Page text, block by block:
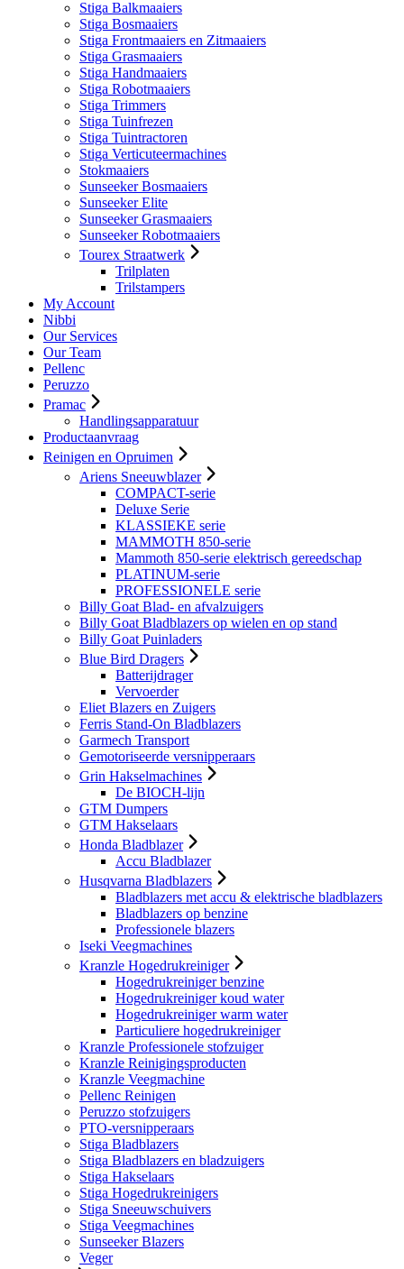
Stiga Balkmaaiers
Stiga Bosmaaiers
Stiga Frontmaaiers en Zitmaaiers
Stiga Grasmaaiers
Stiga Handmaaiers
Stiga Robotmaaiers
Stiga Trimmers
Stiga Tuinfrezen
Stiga Tuintractoren
Stiga Verticuteermachines
Stokmaaiers
Sunseeker Bosmaaiers
Sunseeker Elite
Sunseeker Grasmaaiers
Sunseeker Robotmaaiers
Tourex Straatwerk
Trilplaten
Trilstampers
My Account
Nibbi
Our Services
Our Team
Pellenc
Peruzzo
Pramac
Handlingsapparatuur
Productaanvraag
Reinigen en Opruimen
Ariens Sneeuwblazer
COMPACT-serie
Deluxe Serie
KLASSIEKE serie
MAMMOTH 850-serie
Mammoth 850-serie elektrisch gereedschap
PLATINUM-serie
PROFESSIONELE serie
Billy Goat Blad- en afvalzuigers
Billy Goat Bladblazers op wielen en op stand
Billy Goat Puinladers
Blue Bird Dragers
Batterijdrager
Vervoerder
Eliet Blazers en Zuigers
Ferris Stand-On Bladblazers
Garmech Transport
Gemotoriseerde versnipperaars
Grin Hakselmachines
De BIOCH-lijn
GTM Dumpers
GTM Hakselaars
Honda Bladblazer
Accu Bladblazer
Husqvarna Bladblazers
Bladblazers met accu & elektrische bladblazers
Bladblazers op benzine
Professionele blazers
Iseki Veegmachines
Kranzle Hogedrukreiniger
Hogedrukreiniger benzine
Hogedrukreiniger koud water
Hogedrukreiniger warm water
Particuliere hogedrukreiniger
Kranzle Professionele stofzuiger
Kranzle Reinigingsproducten
Kranzle Veegmachine
Pellenc Reinigen
Peruzzo stofzuigers
PTO-versnipperaars
Stiga Bladblazers
Stiga Bladblazers en bladzuigers
Stiga Hakselaars
Stiga Hogedrukreinigers
Stiga Sneeuwschuivers
Stiga Veegmachines
Sunseeker Blazers
Veger